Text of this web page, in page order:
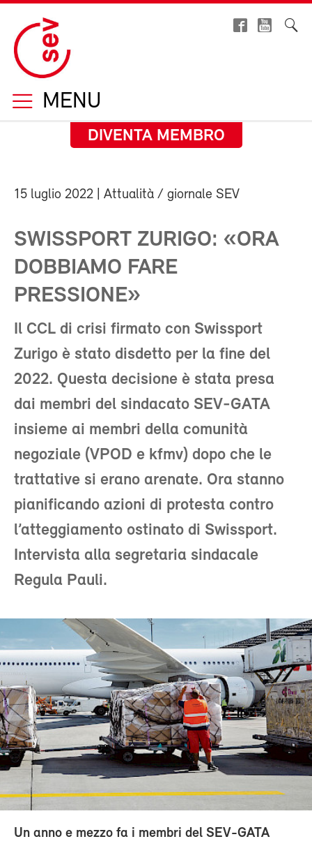
MENU
DIVENTA MEMBRO
15 luglio 2022 | Attualità / giornale SEV
SWISSPORT ZURIGO: «ORA
DOBBIAMO FARE
PRESSIONE»
Il CCL di crisi firmato con Swissport
Zurigo è stato disdetto per la fine del
2022. Questa decisione è stata presa
dai membri del sindacato SEV-GATA
insieme ai membri della comunità
negoziale (VPOD e kfmv) dopo che le
trattative si erano arenate. Ora stanno
pianificando azioni di protesta contro
l’atteggiamento ostinato di Swissport.
Intervista alla segretaria sindacale
Regula Pauli.
Un anno e mezzo fa i membri del SEV-GATA